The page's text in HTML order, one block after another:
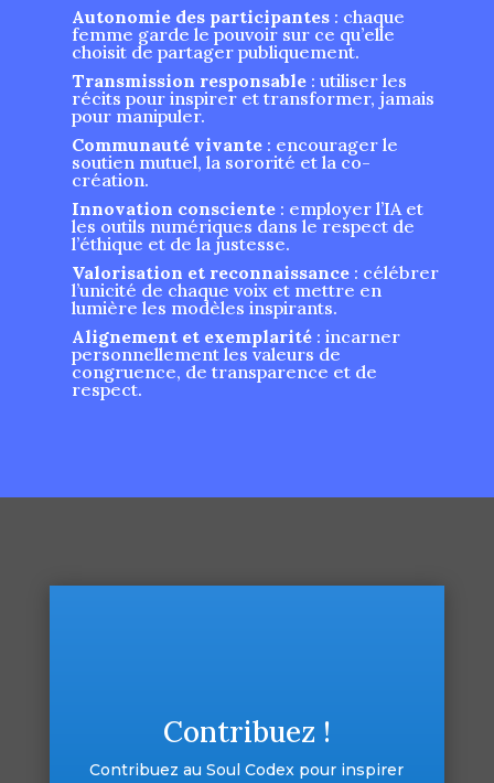
Autonomie des participantes: chaque
femme garde le pouvoir sur ce qu’elle
choisit de partager publiquement.
Transmission responsable: utiliser les
récits pour inspirer et transformer, jamais
pour manipuler.
Communauté vivante: encourager le
soutien mutuel, la sororité et la co-
création.
Innovation consciente: employer l’IA et
les outils numériques dans le respect de
l’éthique et de la justesse.
Valorisation et reconnaissance: célébrer
l’unicité de chaque voix et mettre en
lumière les modèles inspirants.
Alignement et exemplarité: incarner
personnellement les valeurs de
congruence, de transparence et de
respect.
Contribuez !
Contribuez au Soul Codex pour inspirer